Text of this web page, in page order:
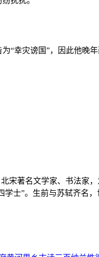
幸灾谤国”，因此他晚
宋著名文学家、书法家
士”。生前与苏轼齐名